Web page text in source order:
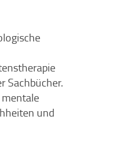
Sachbücher.
und